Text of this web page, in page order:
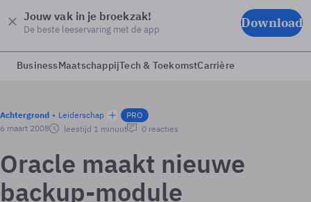
Jouw vak in je broekzak!
De beste leeservaring met de app Download
BusinessMaatschappijTech & ToekomstCarrière
Achtergrond Leiderschap
PRO
6 maart 2008
leestijd 1 minuut 0 reacties
Oracle maakt nieuwe
backup-module